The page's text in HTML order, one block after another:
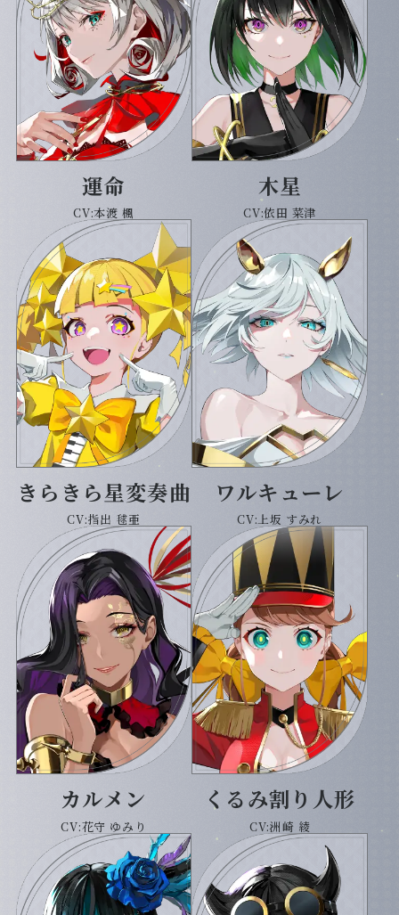
運命
CV:本渡 楓
木星
CV:依田 菜津
きらきら星変奏曲
CV:指出 毬亜
ワルキューレ
CV:上坂 すみれ
カルメン
CV:花守 ゆみり
くるみ割り人形
CV:洲崎 綾